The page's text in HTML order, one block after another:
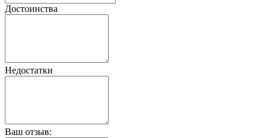
Достоинства
Недостатки
Ваш отзыв: